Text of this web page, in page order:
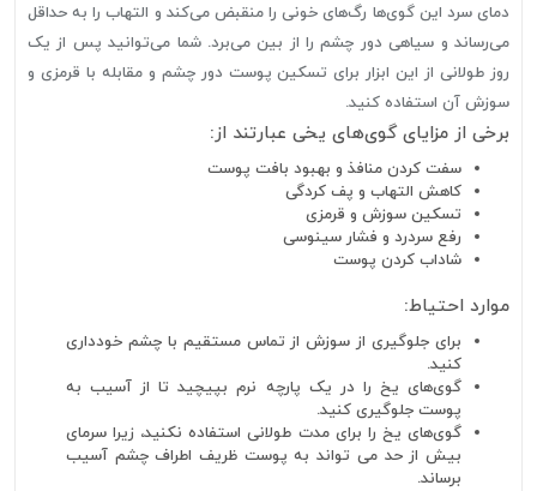
دمای سرد این گوی‌ها رگ‌های خونی را منقبض می‌کند و التهاب را به حداقل
می‌رساند و سیاهی دور چشم را از بین می‌برد. شما می‌توانید پس از یک
روز طولانی از این ابزار برای تسکین پوست دور چشم و مقابله با قرمزی و
سوزش آن استفاده کنید.
برخی از مزایای گوی‌های یخی عبارتند از:
سفت کردن منافذ و بهبود بافت پوست
کاهش التهاب و پف کردگی
تسکین سوزش و قرمزی
رفع سردرد و فشار سینوسی
شاداب کردن پوست
موارد احتیاط:
برای جلوگیری از سوزش از تماس مستقیم با چشم خودداری
کنید.
گوی‌های یخ را در یک پارچه نرم بپیچید تا از آسیب به
پوست جلوگیری کنید.
گوی‌های یخ را برای مدت طولانی استفاده نکنید، زیرا سرمای
بیش از حد می تواند به پوست ظریف اطراف چشم آسیب
برساند.